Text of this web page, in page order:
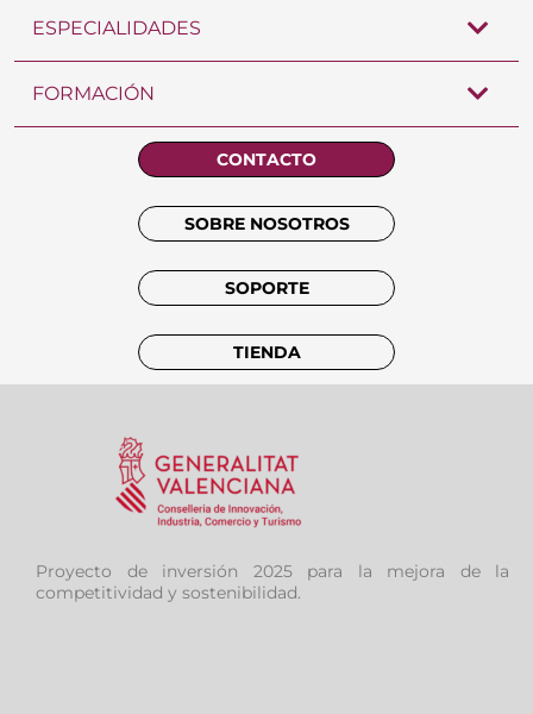
ESPECIALIDADES
FORMACIÓN
CONTACTO
SOBRE NOSOTROS
SOPORTE
TIENDA
Proyecto de inversión 2025 para la mejora de la
competitividad y sostenibilidad.